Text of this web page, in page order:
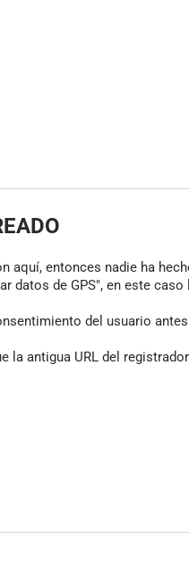
aquí, entonces nadie ha
datos de GPS", en este
del usuario
la antigua URL del